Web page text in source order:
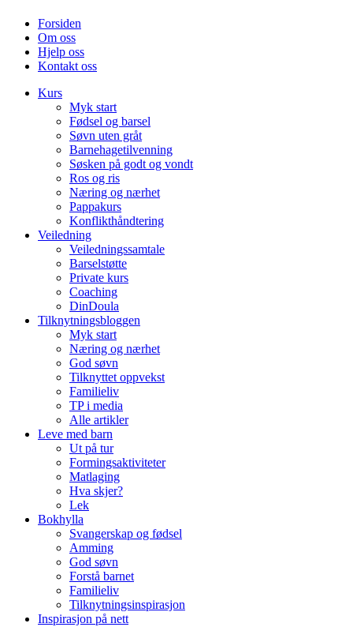
Forsiden
Om oss
Hjelp oss
Kontakt oss
Kurs
Myk start
Fødsel og barsel
Søvn uten gråt
Barnehagetilvenning
Søsken på godt og vondt
Ros og ris
Næring og nærhet
Pappakurs
Konflikthåndtering
Veiledning
Veiledningssamtale
Barselstøtte
Private kurs
Coaching
DinDoula
Tilknytningsbloggen
Myk start
Næring og nærhet
God søvn
Tilknyttet oppvekst
Familieliv
TP i media
Alle artikler
Leve med barn
Ut på tur
Formingsaktiviteter
Matlaging
Hva skjer?
Lek
Bokhylla
Svangerskap og fødsel
Amming
God søvn
Forstå barnet
Familieliv
Tilknytningsinspirasjon
Inspirasjon på nett